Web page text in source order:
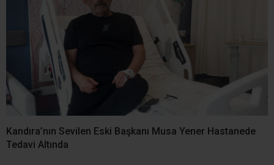
Kandıra’nın Sevilen Eski Başkanı Musa Yener Hastanede
Tedavi Altında